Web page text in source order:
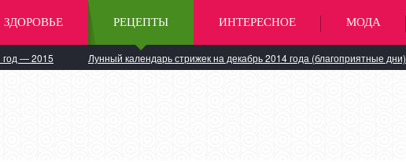
ЗДОРОВЬЕ РЕЦЕПТЫ ИНТЕРЕСНОЕ МОДА
год — 2015 Лунный календарь стрижек на декабрь 2014 года (благоприятные дни)